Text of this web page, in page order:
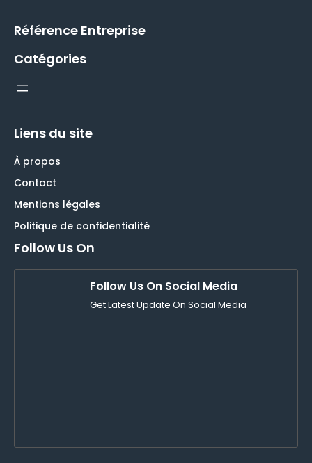
Référence Entreprise
Catégories
Liens du site
À propos
Contact
Mentions légales
Politique de confidentialité
Follow Us On
Follow Us On Social Media
Get Latest Update On Social Media